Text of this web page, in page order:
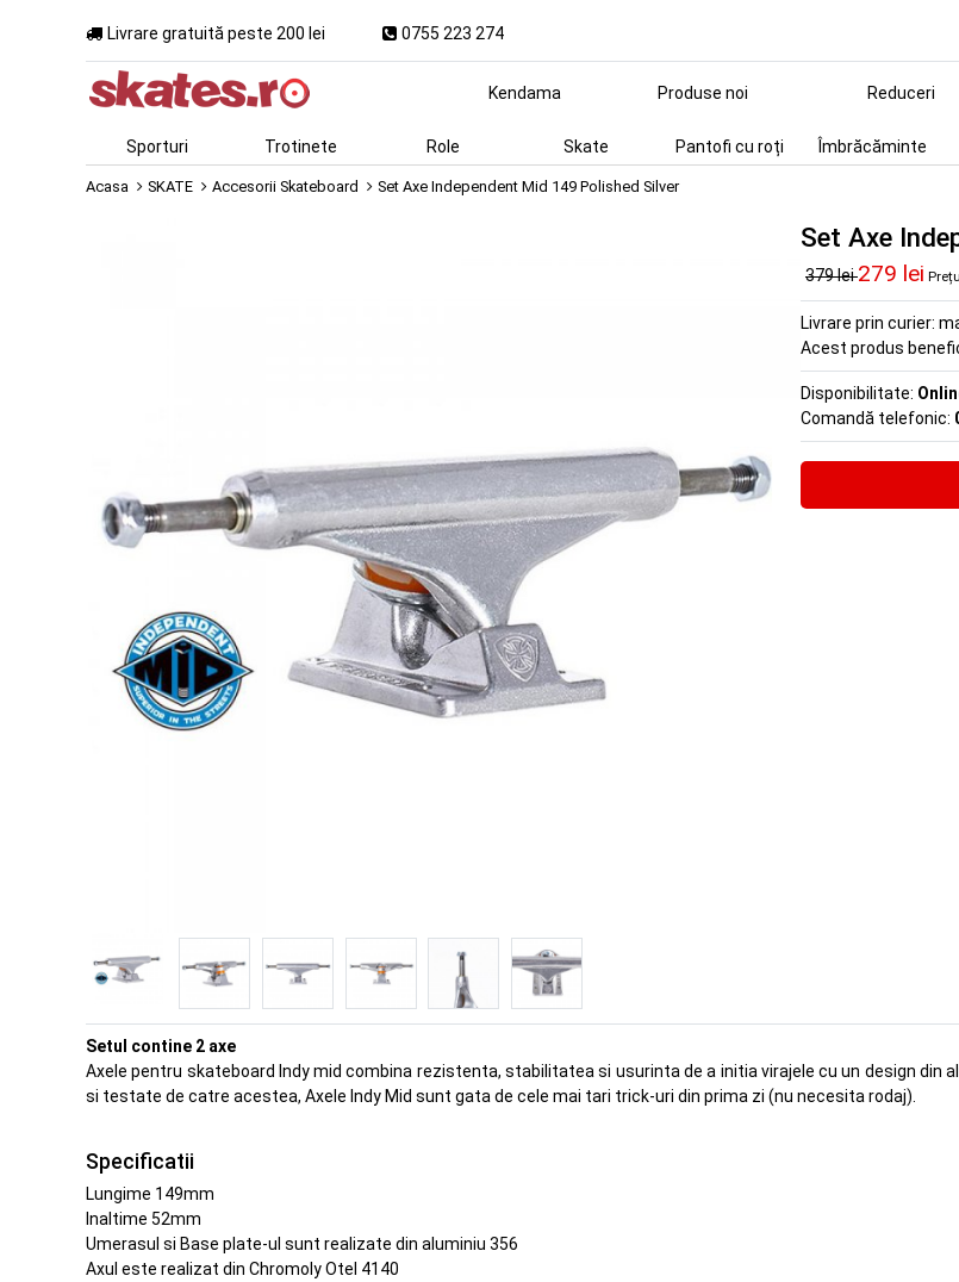
Livrare gratuită peste 200 lei 0755 223 274
Kendama Produse noi Reduceri
Sporturi Trotinete Role Skate Pantofi cu roți Îmbrăcăminte
Acasa SKATE Accesorii Skateboard Set Axe Independent Mid 149 Polished Silver
Set Axe
379 lei279 lei
Livrare prin curier:
Acest produs
Disponibilitate:
Comandă telefonic:
Setul contine 2 axe
Axele pentru skateboard Indy mid combina rezistenta, stabilitatea si usurinta de a initia virajele cu un design
si testate de catre acestea, Axele Indy Mid sunt gata de cele mai tari trick-uri din prima zi (nu necesita rodaj).
Specificatii
Lungime 149mm
Inaltime 52mm
Umerasul si Base plate-ul sunt realizate din aluminiu 356
Axul este realizat din Chromoly Otel 4140